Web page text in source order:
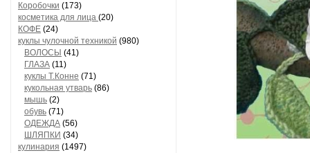
Коробочки (173)
косметика для лица (20)
КОФЕ (24)
куклы чулочной техникой (980)
ВОЛОСЫ (41)
ГЛАЗА (11)
куклы Т.Конне (71)
кукольная утварь (86)
мышь (2)
обувь (71)
ОДЕЖДА (56)
ШЛЯПКИ (34)
кулинария (1497)